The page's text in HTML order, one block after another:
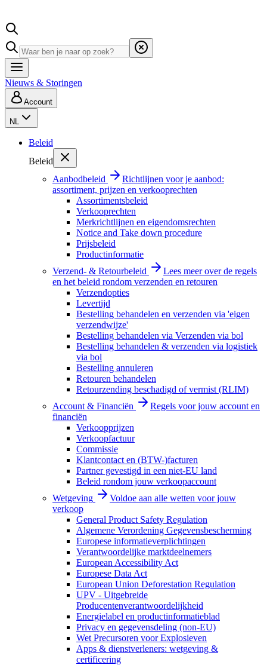
Nieuws & Storingen
Account
NL
Beleid
Beleid
Aanbodbeleid
Richtlijnen voor je aanbod:
assortiment, prijzen en verkooprechten
Assortimentsbeleid
Verkooprechten
Merkrichtlijnen en eigendomsrechten
Notice and Take down procedure
Prijsbeleid
Productinformatie
Verzend- & Retourbeleid
Lees meer over de regels
en het beleid rondom verzenden en retouren
Verzendopties
Levertijd
Bestelling behandelen en verzenden via 'eigen
verzendwijze'
Bestelling behandelen via Verzenden via bol
Bestelling behandelen & verzenden via logistiek
via bol
Bestelling annuleren
Retouren behandelen
Retourzending beschadigd of vermist (RLIM)
Account & Financiën
Regels voor jouw account en
financiën
Verkoopprijzen
Verkoopfactuur
Commissie
Klantcontact en (BTW-)facturen
Partner gevestigd in een niet-EU land
Beleid rondom jouw verkoopaccount
Wetgeving
Voldoe aan alle wetten voor jouw
verkoop
General Product Safety Regulation
Algemene Verordening Gegevensbescherming
Europese informatieverplichtingen
Verantwoordelijke marktdeelnemers
European Accessibility Act
Europese Data Act
European Union Deforestation Regulation
UPV - Uitgebreide
Producentenverantwoordelijkheid
Energielabel en productinformatieblad
Privacy en gegevensdeling (non-EU)
Wet Precursoren voor Explosieven
Apps & dienstverleners: wetgeving &
certificering